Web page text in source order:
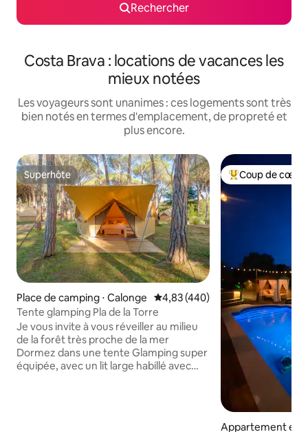
Rechercher
Costa Brava : locations de vacances les
mieux notées
Les voyageurs sont unanimes : ces logements sont très
bien notés en termes d'emplacement, de propreté et
plus encore.
Superhôte
Superhôte
Place de camping ⋅ Calonge Évaluation moyenne sur la
4,83 (440)
Tente glamping Pla de la Torre
Je vous invite à vous réveiller au milieu
de la forêt très proche de la mer
Dormez dans une tente Glamping super
équipée, avec un lit large habillé avec
Coups de cœur
Coup de cœur
Appartement en